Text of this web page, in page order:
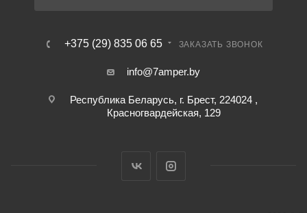
+375 (29) 835 06 65 ЗАКАЗАТЬ ЗВОНОК
info@7amper.by
Республика Беларусь, г. Брест, 224024 ,
Красногвардейская, 129